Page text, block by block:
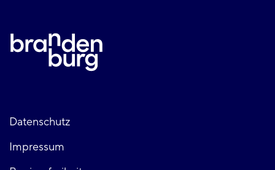
Fußzeile
links
Datenschutz
Impressum